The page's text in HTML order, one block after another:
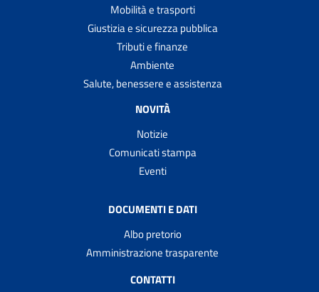
Mobilità e trasporti
Giustizia e sicurezza pubblica
Tributi e finanze
Ambiente
Salute, benessere e assistenza
NOVITÀ
Notizie
Comunicati stampa
Eventi
DOCUMENTI E DATI
Albo pretorio
Amministrazione trasparente
CONTATTI